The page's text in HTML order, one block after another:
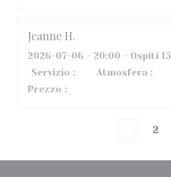
Jeanne H
2026-07-06 - 20:00 - Ospiti 15
Servizio : Atmosfera :
Prezzo :
2